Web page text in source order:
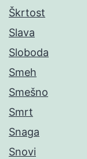
Škrtost
Slava
Sloboda
Smeh
Smešno
Smrt
Snaga
Snovi